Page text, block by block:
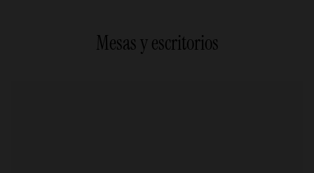
Mesas y escritorios